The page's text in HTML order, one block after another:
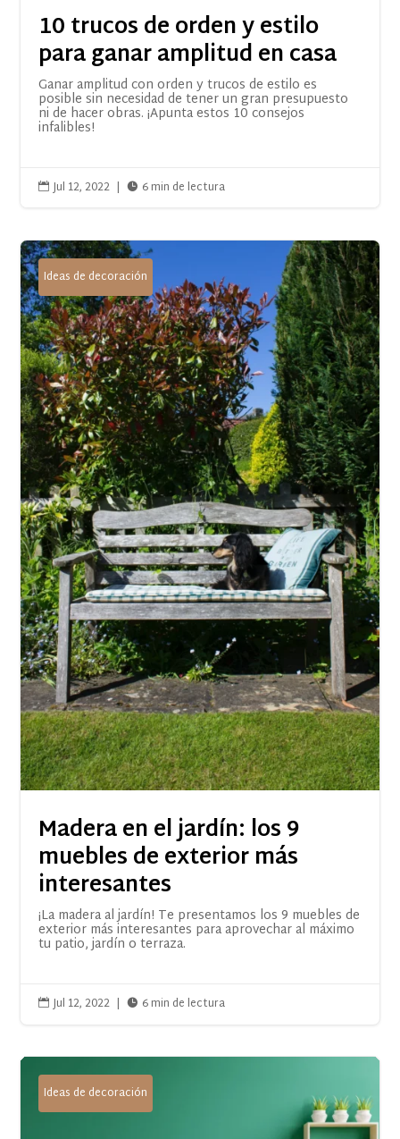
10 trucos de orden y estilo
para ganar amplitud en casa
Ganar amplitud con orden y trucos de estilo es
posible sin necesidad de tener un gran presupuesto
ni de hacer obras. ¡Apunta estos 10 consejos
infalibles!
 Jul 12, 2022 |  6 min de lectura
Ideas de decoración
Madera en el jardín: los 9
muebles de exterior más
interesantes
¡La madera al jardín! Te presentamos los 9 muebles de
exterior más interesantes para aprovechar al máximo
tu patio, jardín o terraza.
 Jul 12, 2022 |  6 min de lectura
Ideas de decoración